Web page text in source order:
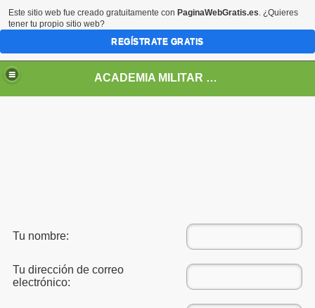
ACADEMIA MILITAR DE HONDURAS GENERAL FRANCISCO MORAZAN
Tu nombre:
Tu dirección de correo
electrónico:
Este sitio web fue creado gratuitamente con PaginaWebGratis.es. ¿Quieres
tener tu propio sitio web?
REGÍSTRATE GRATIS